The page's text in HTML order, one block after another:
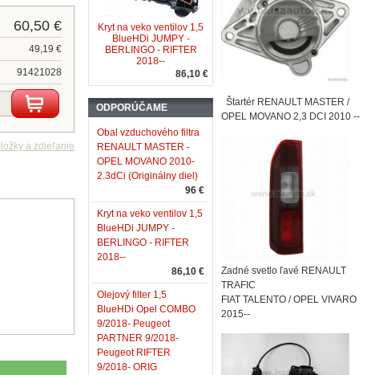
60,50 €
49,19 €
91421028
Kryt na veko ventilov 1,5
BlueHDi JUMPY -
BERLINGO - RIFTER
2018--
86,10 €
ODPORÚČAME
Obal vzduchového filtra
RENAULT MASTER -
OPEL MOVANO 2010-
2.3dCi (Originálny diel)
96 €
Kryt na veko ventilov 1,5
BlueHDi JUMPY -
BERLINGO - RIFTER
2018--
86,10 €
Olejový filter 1,5
BlueHDi Opel COMBO
9/2018- Peugeot
PARTNER 9/2018-
Peugeot RIFTER
9/2018- ORIG
Štartér RENAULT MASTER /
OPEL MOVANO 2,3 DCI 2010 --
Zadné svetlo ľavé RENAULT
TRAFIC
FIAT TALENTO / OPEL VIVARO
2015--